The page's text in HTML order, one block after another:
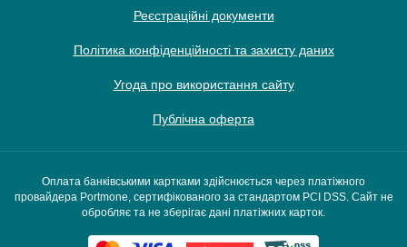
Реєстраційні документи
Політика конфіденційності та захисту даних
Угода про використання сайту
Публічна оферта
Оплата банківськими картками здійснюється через платіжного
провайдера Portmone, сертифікованого за стандартом PCI DSS. Сайт не
обробляє та не зберігає дані платіжних карток.